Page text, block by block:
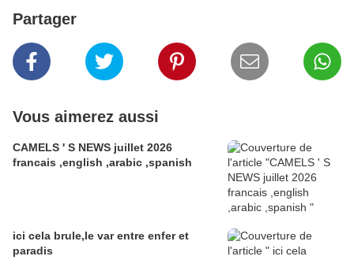
Partager
Vous aimerez aussi
CAMELS ' S NEWS juillet 2026
francais ,english ,arabic ,spanish
ici cela brule,le var entre enfer et
paradis